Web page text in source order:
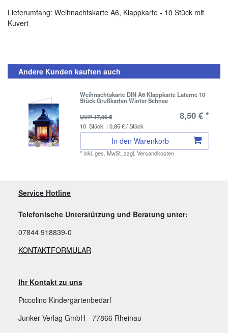
Lieferumfang: Weihnachtskarte A6, Klappkarte - 10 Stück mit
Kuvert
Andere Kunden kauften auch
Weihnachtskarte DIN A6 Klappkarte Laterne 10
Stück Grußkarten Winter Schnee
UVP 17,00 €
8,50 € *
10 Stück | 0,85 € / Stück
In den Warenkorb
*inkl. ges. MwSt. zzgl.Versandkosten
Service Hotline
Telefonische Unterstützung und Beratung unter:
07844 918839-0
KONTAKTFORMULAR
Ihr Kontakt zu uns
Piccolino Kindergartenbedarf
Junker Verlag GmbH - 77866 Rheinau